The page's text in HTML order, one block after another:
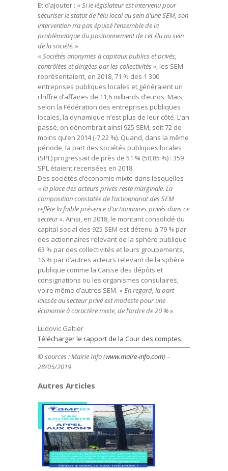
Et d’ajouter : « Si le législateur est intervenu pour
sécuriser le statut de l’élu local au sein d’une SEM, son
intervention n’a pas épuisé l’ensemble de la
problématique du positionnement de cet élu au sein
de la société. »
« Sociétés anonymes à capitaux publics et privés,
contrôlées et dirigées par les collectivités », les SEM
représentaient, en 2018, 71 % des 1 300
entreprises publiques locales et généraient un
chiffre d’affaires de 11,6 milliards d’euros. Mais,
selon la Fédération des entreprises publiques
locales, la dynamique n’est plus de leur côté. L’an
passé, on dénombrait ainsi 925 SEM, soit 72 de
moins qu’en 2014 (-7,22 %). Quand, dans la même
période, la part des sociétés publiques locales
(SPL) progressait de près de 51 % (50,85 %) : 359
SPL étaient recensées en 2018.
Des sociétés d’économie mixte dans lesquelles
« la place des acteurs privés reste marginale. La
composition constatée de l’actionnariat des SEM
reflète la faible présence d’actionnaires privés dans ce
secteur». Ainsi, en 2018, le montant consolidé du
capital social des 925 SEM est détenu à 79 % par
des actionnaires relevant de la sphère publique :
63 % par des collectivités et leurs groupements,
16 % par d’autres acteurs relevant de la sphère
publique comme la Caisse des dépôts et
consignations ou les organismes consulaires,
voire même d’autres SEM. « En regard, la part
laissée au secteur privé est modeste pour une
économie à caractère mixte, de l’ordre de 20 %».
Ludovic Galtier
Télécharger le rapport de la Cour des comptes.
© sources : Mairie Info (www.maire-info.com) –
28/05/2019
Autres Articles